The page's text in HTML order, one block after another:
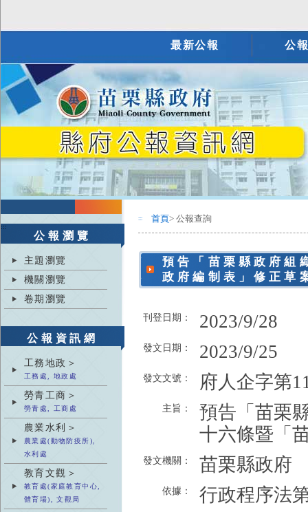
最新公報 公
:::
公報瀏覽
主題瀏覽
機關瀏覽
卷期瀏覽
公報資訊網
工務地政＞
工務處, 地政處
勞青工商＞
勞青處, 工商處
農業水利＞
農業處(動物防疫所),
水利處
教育文觀＞
教育處(家庭教育中心,
體育場), 文觀局
::: 首頁> 公報查詢
預告「苗栗縣政府組
政府編制表」修正草
刊登日期： 2023/9/28
發文日期： 2023/9/25
發文文號： 府人企字第
主旨：
預告「苗栗
十六條暨「
發文機關： 苗栗縣政府
依據： 行政程序法